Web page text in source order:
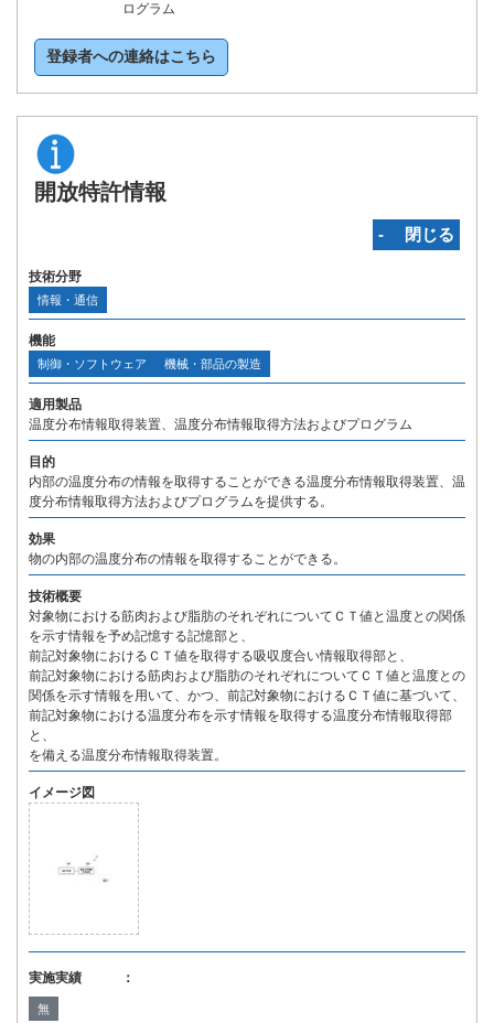
ログラム
登録者への連絡はこちら
開放特許情報
‐ 閉じる
技術分野
情報・通信
機能
制御・ソフトウェア 機械・部品の製造
適用製品
温度分布情報取得装置、温度分布情報取得方法およびプログラム
目的
内部の温度分布の情報を取得することができる温度分布情報取得装置、温
度分布情報取得方法およびプログラムを提供する。
効果
物の内部の温度分布の情報を取得することができる。
技術概要
対象物における筋肉および脂肪のそれぞれについてＣＴ値と温度との関係
を示す情報を予め記憶する記憶部と、
前記対象物におけるＣＴ値を取得する吸収度合い情報取得部と、
前記対象物における筋肉および脂肪のそれぞれについてＣＴ値と温度との
関係を示す情報を用いて、かつ、前記対象物におけるＣＴ値に基づいて、
前記対象物における温度分布を示す情報を取得する温度分布情報取得部
と、
を備える温度分布情報取得装置。
イメージ図
実施実績 ：
無